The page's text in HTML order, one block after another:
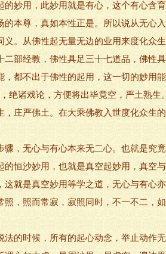
的妙用，此妙用就是有心，这个有心含
的本尊，真如本性正是。所以说从无心
义。从佛性起无量无边的业用来度化众
二部经教，佛性具足三十七道品，佛性
，都不出于佛性的起用，这一切的妙用
绝诸戏论，方便将出毕竟空，严土熟
，庄严佛土。在大乘佛教入世度化众生
骤，无心与有心本来无二心。也就是究
的恒沙妙用，也就是真空起妙用，真空
这就是真空妙用等学之道，无心与有心
照，照而常寂，寂照同时，不一不二，
法的时候，所有的起心动念，举止动作